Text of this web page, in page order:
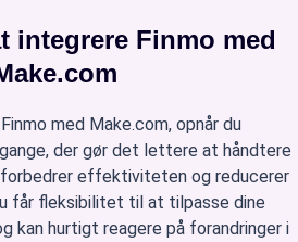
integrere Finmo med
med Make.com, opnår du
der gør det lettere at håndtere
effektiviteten og reducerer
får fleksibilitet til at tilpasse dine
kan hurtigt reagere på forandringer i